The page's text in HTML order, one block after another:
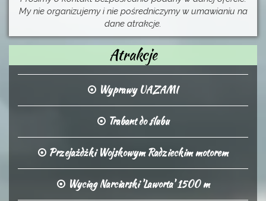
My nie organizujemy i nie pośredniczymy w umawianiu na
dane atrakcje.
Atrakcje
Wyprawy UAZAMI
Trabant do ślubu
Przejażdżki Wojskowym Radzieckim motorem
Wyciąg Narciarski 'Laworta' 1500 m